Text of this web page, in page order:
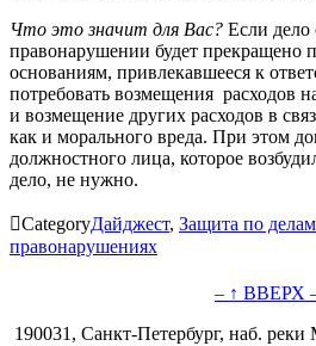
Что это значит для Вас? Если дело
правонарушении будет прекращено
основаниям, привлекавшееся к
потребовать возмещения расходов
и возмещение других расходов в
как и морального вреда. При этом
должностного лица, которое
дело, не нужно.
CategoryДайджест, Защита по
правонарушениях
– ↑ ВВЕРХ
190031, Санкт-Петербург, наб.